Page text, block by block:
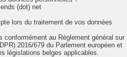
(dot) net
lors du traitement de vos données
conformément au Règlement général sur
2016/679 du Parlement européen et
législations belges applicables.